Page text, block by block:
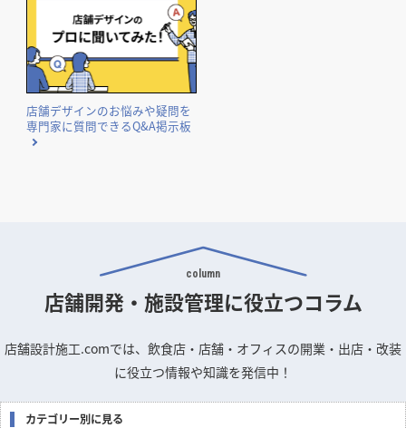
店舗デザインのお悩みや疑問を
専門家に質問できるQ&A掲示板
column
店舗開発・施設管理に役立つコラム
店舗設計施工.comでは、飲食店・店舗・オフィスの開業・出店・改装
に役立つ情報や知識を発信中！
カテゴリー別に見る